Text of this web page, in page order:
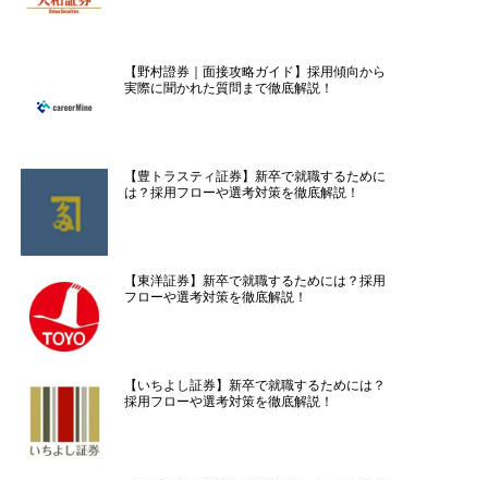
【野村證券｜面接攻略ガイド】採用傾向から
実際に聞かれた質問まで徹底解説！
【豊トラスティ証券】新卒で就職するために
は？採用フローや選考対策を徹底解説！
【東洋証券】新卒で就職するためには？採用
フローや選考対策を徹底解説！
【いちよし証券】新卒で就職するためには？
採用フローや選考対策を徹底解説！